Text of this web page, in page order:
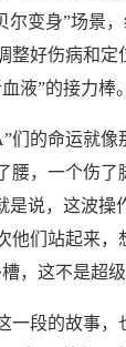
尔变身”场景
整好伤病和定
液”的接力棒。
们的命运就像
，一个伤了
是说，这波操
他们站起来，
，这不是超级
一段的故事，